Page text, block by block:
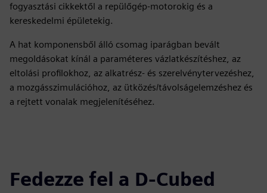
fogyasztási cikkektől a repülőgép-motorokig és a
kereskedelmi épületekig.
A hat komponensből álló csomag iparágban bevált
megoldásokat kínál a paraméteres vázlatkészítéshez, az
eltolási profilokhoz, az alkatrész- és szerelvénytervezéshez,
a mozgásszimulációhoz, az ütközés/távolságelemzéshez és
a rejtett vonalak megjelenítéséhez.
Fedezze fel a D-Cubed